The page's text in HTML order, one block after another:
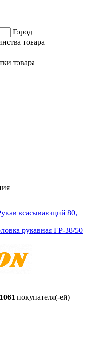
Город
товара
товара
всасывающий 80,
рукавная ГР-38/50
1061 покупателя(-ей)